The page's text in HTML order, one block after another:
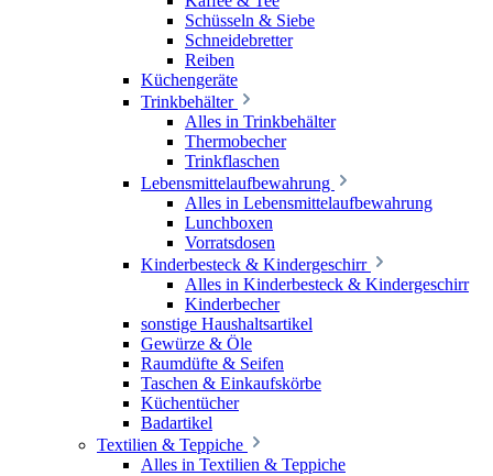
Schüsseln & Siebe
Schneidebretter
Reiben
Küchengeräte
Trinkbehälter
Alles in Trinkbehälter
Thermobecher
Trinkflaschen
Lebensmittelaufbewahrung
Alles in Lebensmittelaufbewahrung
Lunchboxen
Vorratsdosen
Kinderbesteck & Kindergeschirr
Alles in Kinderbesteck & Kindergeschirr
Kinderbecher
sonstige Haushaltsartikel
Gewürze & Öle
Raumdüfte & Seifen
Taschen & Einkaufskörbe
Küchentücher
Badartikel
Textilien & Teppiche
Alles in Textilien & Teppiche